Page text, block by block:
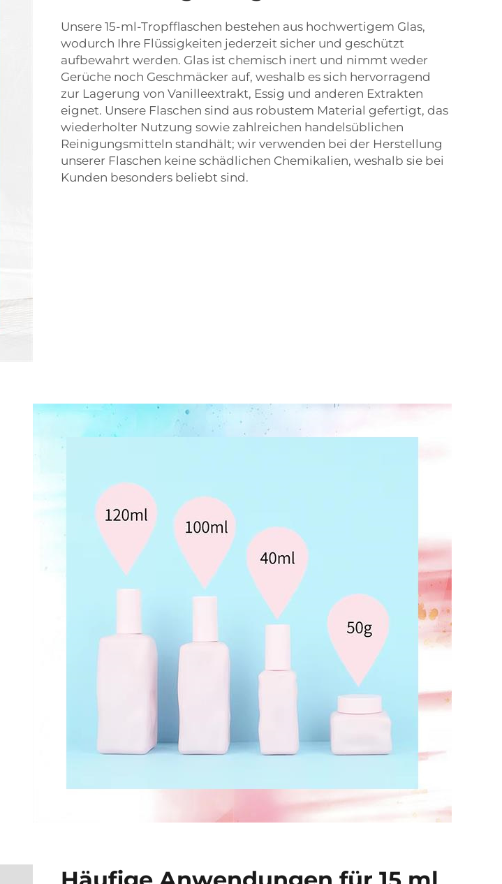
Unsere 15-ml-Tropfflaschen bestehen aus hochwertigem Glas,
wodurch Ihre Flüssigkeiten jederzeit sicher und geschützt
aufbewahrt werden. Glas ist chemisch inert und nimmt weder
Gerüche noch Geschmäcker auf, weshalb es sich hervorragend
zur Lagerung von Vanilleextrakt, Essig und anderen Extrakten
eignet. Unsere Flaschen sind aus robustem Material gefertigt, das
wiederholter Nutzung sowie zahlreichen handelsüblichen
Reinigungsmitteln standhält; wir verwenden bei der Herstellung
unserer Flaschen keine schädlichen Chemikalien, weshalb sie bei
Kunden besonders beliebt sind.